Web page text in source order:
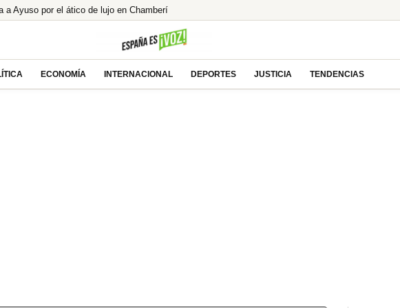
a Ayuso por el ático de lujo en Chamberí
de Zalamea’: «Es un honor grandísimo»
la mayor caída de ingresos para los españoles
«concebido no nacido» de Feijóo
ECONOMÍA INTERNACIONAL DEPORTES JUSTICIA TENDENCIAS